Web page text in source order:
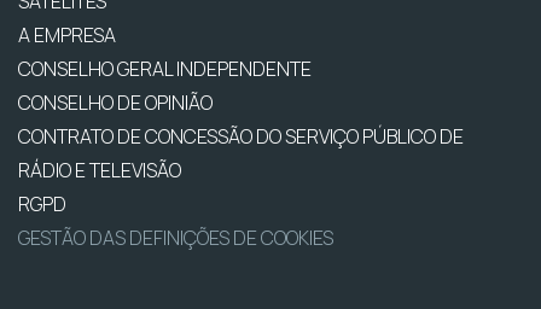
A EMPRESA
CONSELHO GERAL INDEPENDENTE
CONSELHO DE OPINIÃO
CONTRATO DE CONCESSÃO DO SERVIÇO PÚBLICO DE
RÁDIO E TELEVISÃO
RGPD
GESTÃO DAS DEFINIÇÕES DE COOKIES